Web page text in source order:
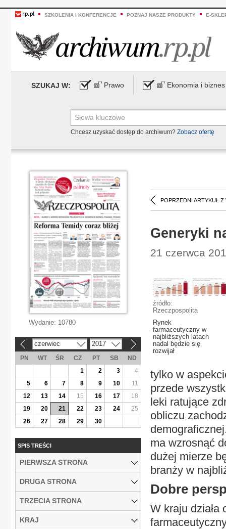
SZKOLENIA I KONFERENCJE POZNAJ NASZE PRODUKTY E-
SZUKAJ W: Prawo Ekonomia i biznes
Chcesz uzyskać dostęp do archiwum? Zobacz ofertę
POPRZEDNI ARTYKUŁ Z
Generyki
21 czerwca
źródło:
Rzeczpospolita
Rynek
farmaceutyczny w
najbliższych latach
nadal będzie się
rozwijał
tylko w
przede
leki ratujące
obliczu
ma wzrosnąć
dużej mierze
branży w
Dobre
W kraju działa
Wydanie: 10780
czerwiec 2017
PN WT ŚR CZ PT SB
ND
1
2 3
4
5
6 7 8 9 10
11
12
13 14 15 16 17
18
19
20 21 22 23 24
25
26
27 28 29 30
SPIS TREŚCI
PIERWSZA STRONA
DRUGA STRONA
TRZECIA STRONA
KRAJ